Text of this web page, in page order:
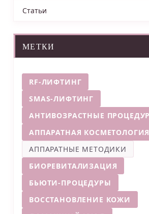
Статьи
МЕТКИ
RF-ЛИФТИНГ
SMAS-ЛИФТИНГ
АНТИВОЗРАСТНЫЕ
АППАРАТНАЯ КОСМЕТОЛОГИЯ
АППАРАТНЫЕ МЕТОДИКИ
БИОРЕВИТАЛИЗАЦИЯ
БЬЮТИ-ПРОЦЕДУРЫ
ВОССТАНОВЛЕНИЕ КОЖИ